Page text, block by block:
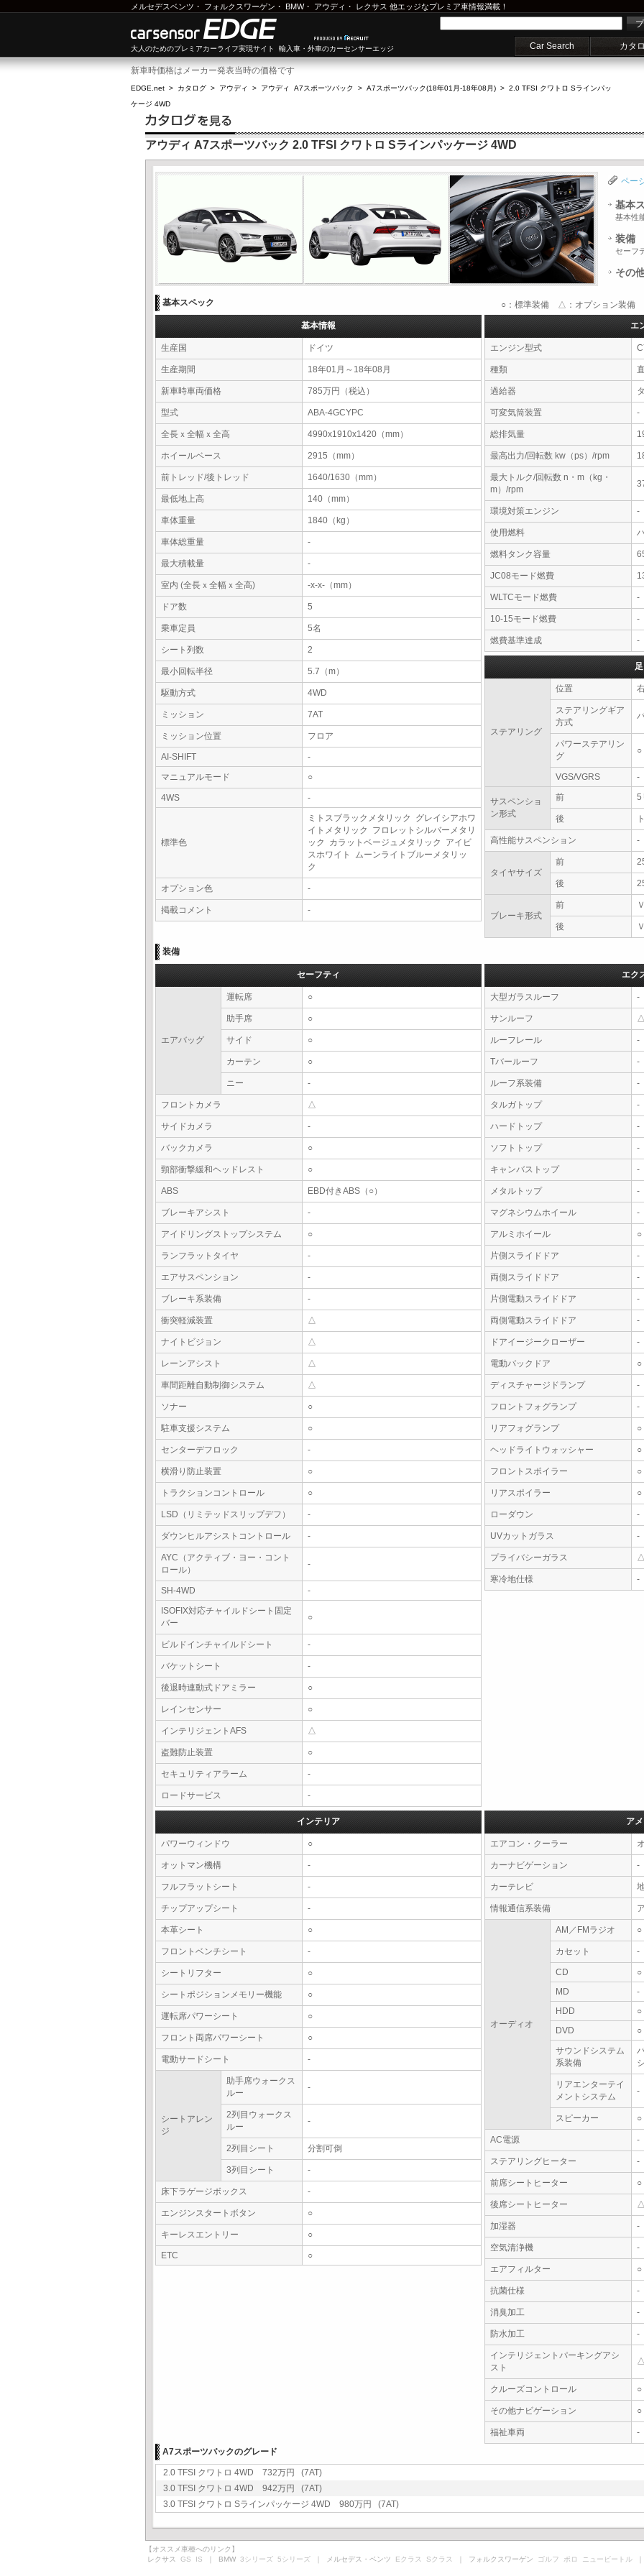
メルセデスベンツ ・ フォルクスワーゲン ・ BMW・ アウディ ・ レクサス 他エッジなプレミア車情報満載！
大人のためのプレミアカーライフ実現サイト 輸入車・外車のカーセンサーエッジ Car Search カタ
新車時価格はメーカー発表当時の価格です
EDGE.net > カタログ > アウディ > アウディ A7スポーツバック > A7スポーツバック(18年01月-18年08月) > 2.0 TFSI クワトロ Sラインパッ
ケージ 4WD
アウディ A7スポーツバック 2.0 TFSI クワトロ Sラインパッケージ 4WD
ペー
基本
基本性
装備
セーフ
その
基本スペック ○：標準装備 △：オプション装備 -
基本情報
生産国 ドイツ
生産期間 18年01月～18年08月
新車時車両価格 785万円（税込）
型式 ABA-4GCYPC
全長ｘ全幅ｘ全高 4990x1910x1420（mm）
ホイールベース 2915（mm）
前トレッド/後トレッド 1640/1630（mm）
最低地上高 140（mm）
車体重量 1840（kg）
車体総重量 -
最大積載量 -
室内 (全長ｘ全幅ｘ全高) -x-x-（mm）
ドア数 5
乗車定員 5名
シート列数 2
最小回転半径 5.7（m）
駆動方式 4WD
ミッション 7AT
ミッション位置 フロア
AI-SHIFT
-
マニュアルモード
○
4WS -
標準色
ミトスブラックメタリック グレイシアホワ
イトメタリック フロレットシルバーメタリ
ック カラットベージュメタリック アイビ
スホワイト ムーンライトブルーメタリッ
ク
オプション色 -
掲載コメント -
エ
エンジン型式
種類
過給器
可変気筒装置 -
総排気量
最高出力/回転数 kw（ps）/rpm
最大トルク/回転数 n・m（kg・
m）/rpm
環境対策エンジン -
使用燃料
燃料タンク容量
JC08モード燃費
WLTCモード燃費 -
10-15モード燃費 -
燃費基準達成 -
ステアリング
位置
ステアリングギア
方式
パワーステアリン
グ
○
VGS/VGRS -
サスペンショ
ン形式
前 5
後
高性能サスペンション -
タイヤサイズ
前
後
ブレーキ形式
前
後
装備
セーフティ
エアバッグ
運転席 ○
助手席 ○
サイド ○
カーテン ○
ニー -
フロントカメラ △
サイドカメラ -
バックカメラ ○
頸部衝撃緩和ヘッドレスト ○
ABS EBD付きABS（○）
ブレーキアシスト -
アイドリングストップシステム ○
ランフラットタイヤ -
エアサスペンション -
ブレーキ系装備 -
衝突軽減装置 △
ナイトビジョン △
レーンアシスト △
車間距離自動制御システム △
ソナー ○
駐車支援システム ○
センターデフロック -
横滑り防止装置 ○
トラクションコントロール ○
LSD（リミテッドスリップデフ） -
ダウンヒルアシストコントロール -
AYC（アクティブ・ヨー・コント
ロール）
-
SH-4WD
-
ISOFIX対応チャイルドシート固定
バー
○
ビルドインチャイルドシート -
バケットシート -
後退時連動式ドアミラー ○
レインセンサー ○
インテリジェントAFS △
盗難防止装置 ○
セキュリティアラーム -
ロードサービス -
エク
大型ガラスルーフ -
サンルーフ
ルーフレール -
Tバールーフ -
ルーフ系装備 -
タルガトップ -
ハードトップ -
ソフトトップ -
キャンバストップ -
メタルトップ -
マグネシウムホイール -
アルミホイール ○
片側スライドドア -
両側スライドドア -
片側電動スライドドア -
両側電動スライドドア -
ドアイージークローザー -
電動バックドア ○
ディスチャージドランプ -
フロントフォグランプ -
リアフォグランプ ○
ヘッドライトウォッシャー ○
フロントスポイラー ○
リアスポイラー ○
ローダウン -
UVカットガラス -
プライバシーガラス
寒冷地仕様 -
インテリア
パワーウィンドウ ○
オットマン機構 -
フルフラットシート -
チップアップシート -
本革シート ○
フロントベンチシート -
シートリフター ○
シートポジションメモリー機能 ○
運転席パワーシート ○
フロント両席パワーシート ○
電動サードシート -
シートアレン
ジ
助手席ウォークス
ルー
-
2列目ウォークス
ルー
-
2列目シート 分割可倒
3列目シート -
床下ラゲージボックス -
エンジンスタートボタン ○
キーレスエントリー ○
ETC ○
ア
エアコン・クーラー
カーナビゲーション -
カーテレビ
情報通信系装備
オーディオ
AM／FMラジオ ○
カセット -
CD
○
MD
-
HDD
○
DVD
○
サウンドシステム
系装備
リアエンターテイ
メントシステム
-
スピーカー ○
AC電源 -
ステアリングヒーター -
前席シートヒーター ○
後席シートヒーター
加湿器 -
空気清浄機 -
エアフィルター ○
抗菌仕様 -
消臭加工 -
防水加工 -
インテリジェントパーキングアシ
スト
クルーズコントロール ○
その他ナビゲーション ○
福祉車両
-
A7スポーツバックのグレード
2.0 TFSI クワトロ 4WD 732万円 (7AT)
3.0 TFSI クワトロ 4WD 942万円 (7AT)
3.0 TFSI クワトロ Sラインパッケージ 4WD 980万円 (7AT)
【オススメ車種へのリンク】
レクサス GS IS ｜ BMW 3シリーズ 5シリーズ ｜ メルセデス・ベンツ Eクラス Sクラス ｜ フォルクスワーゲン ゴルフ ポロ ニュービートル